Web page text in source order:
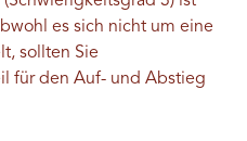
es sich nicht um eine
sollten Sie
für den Auf- und Abstieg